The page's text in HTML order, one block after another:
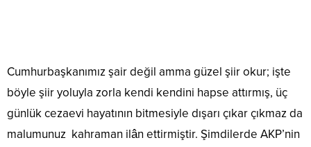
Cumhurbaşkanımız şair değil amma güzel şiir okur; işte
böyle şiir yoluyla zorla kendi kendini hapse attırmış, üç
günlük cezaevi hayatının bitmesiyle dışarı çıkar çıkmaz da
malumunuz kahraman ilân ettirmiştir. Şimdilerde AKP’nin